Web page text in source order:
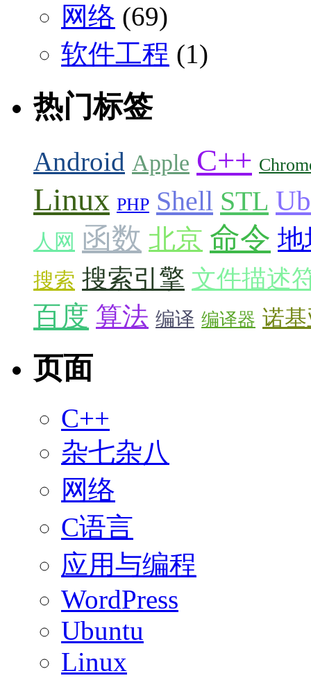
网络 (69)
软件工程 (1)
热门标签
Android Apple C++
Linux PHP Shell STL
人网 函数 北京 命令 地
搜索 搜索引擎 文件描述
百度 算法 编译 编译器 诺
页面
C++
杂七杂八
网络
C语言
应用与编程
WordPress
Ubuntu
Linux